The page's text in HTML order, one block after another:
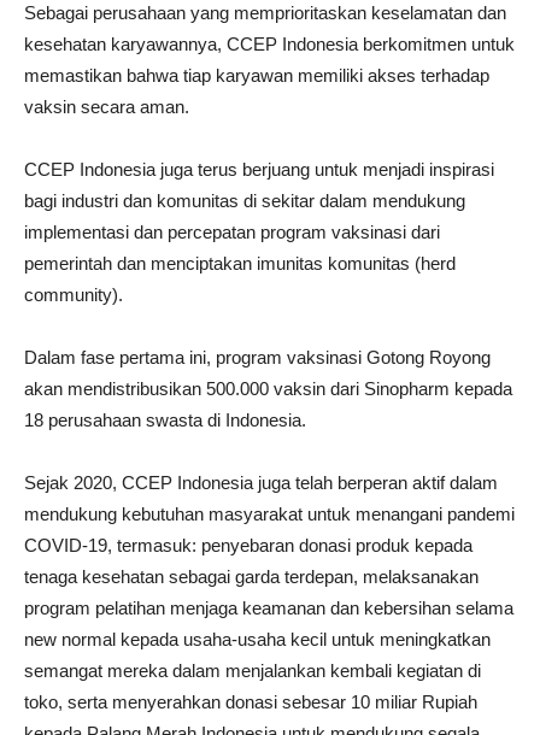
Sebagai perusahaan yang memprioritaskan keselamatan dan
kesehatan karyawannya, CCEP Indonesia berkomitmen untuk
memastikan bahwa tiap karyawan memiliki akses terhadap
vaksin secara aman.
CCEP Indonesia juga terus berjuang untuk menjadi inspirasi
bagi industri dan komunitas di sekitar dalam mendukung
implementasi dan percepatan program vaksinasi dari
pemerintah dan menciptakan imunitas komunitas (herd
community).
Dalam fase pertama ini, program vaksinasi Gotong Royong
akan mendistribusikan 500.000 vaksin dari Sinopharm kepada
18 perusahaan swasta di Indonesia.
Sejak 2020, CCEP Indonesia juga telah berperan aktif dalam
mendukung kebutuhan masyarakat untuk menangani pandemi
COVID-19, termasuk: penyebaran donasi produk kepada
tenaga kesehatan sebagai garda terdepan, melaksanakan
program pelatihan menjaga keamanan dan kebersihan selama
new normal kepada usaha-usaha kecil untuk meningkatkan
semangat mereka dalam menjalankan kembali kegiatan di
toko, serta menyerahkan donasi sebesar 10 miliar Rupiah